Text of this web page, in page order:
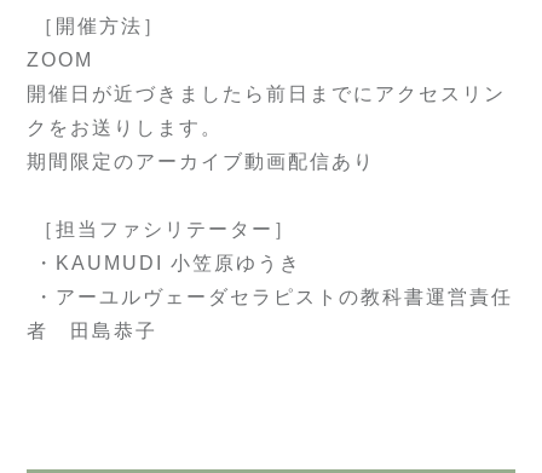
［開催方法］
ZOOM
開催日が近づきましたら前日までにアクセスリン
クをお送りします。
期間限定のアーカイブ動画配信あり
［担当ファシリテーター］
・KAUMUDI 小笠原ゆうき
・アーユルヴェーダセラピストの教科書運営責任
者 田島恭子